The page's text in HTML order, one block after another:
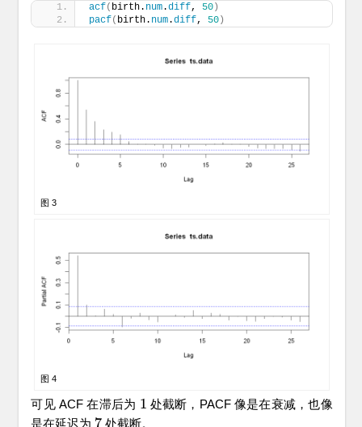
acf( birth. num.diff, 50)
pacf( birth. num.diff, 50)
图 3
图 4
可见 ACF 在滞后为 1
1 处截断，PACF 像是在衰减，也像
是在延迟为 7
7 处截断。